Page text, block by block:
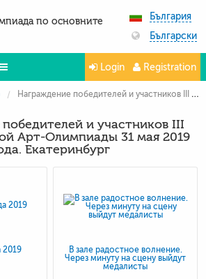
по основните
България
Български
Login Registration
Награждение победителей и участников III Международной Арт-Олимпиады 31 мая 2019 года. Екатеринбург
и участников III
Арт-Олимпиады 31 мая 2019
Екатеринбург
2019
В зале радостное волнение.
Через минуту на сцену выйдут
медалисты